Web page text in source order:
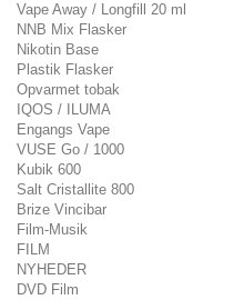
Vape Away / Longfill 20 ml
NNB Mix Flasker
Nikotin Base
Plastik Flasker
Opvarmet tobak
IQOS / ILUMA
Engangs Vape
VUSE Go / 1000
Kubik 600
Salt Cristallite 800
Brize Vincibar
Film-Musik
FILM
NYHEDER
DVD Film